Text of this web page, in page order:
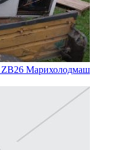
ZB26 Марихолодмаш